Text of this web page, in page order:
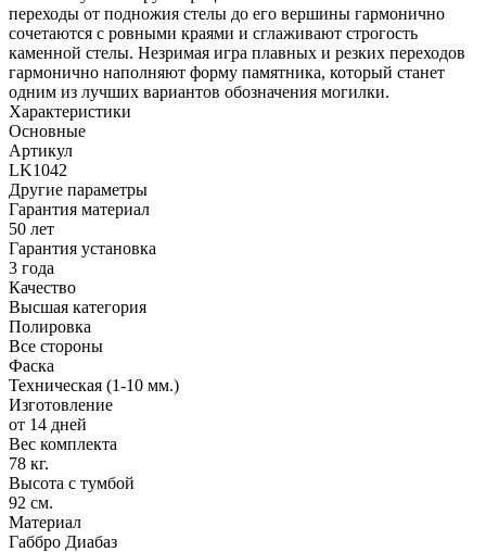
переходы от подножия стелы до его вершины гармонично
сочетаются с ровными краями и сглаживают строгость
каменной стелы. Незримая игра плавных и резких переходов
гармонично наполняют форму памятника, который станет
одним из лучших вариантов обозначения могилки.
Характеристики
Основные
Артикул
LK1042
Другие параметры
Гарантия материал
50 лет
Гарантия установка
3 года
Качество
Высшая категория
Полировка
Все стороны
Фаска
Техническая (1-10 мм.)
Изготовление
от 14 дней
Вес комплекта
78 кг.
Высота с тумбой
92 см.
Материал
Габбро Диабаз